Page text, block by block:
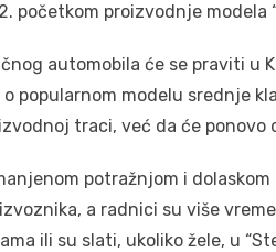
početkom proizvodnje modela
automobila će se praviti u
popularnom modelu srednje
traci, već da će ponovo
potražnjom i
a radnici su više
ili su slati, ukoliko žele, u